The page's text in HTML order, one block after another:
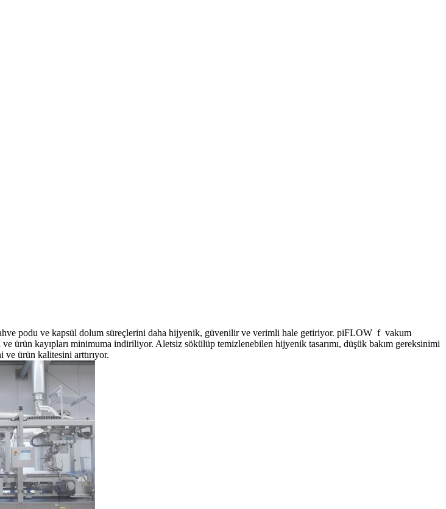
podu ve kapsül dolum süreçlerini daha hijyenik, güvenilir ve verimli hale getiriyor. piFLOW f vakum
ve ürün kayıpları minimuma indiriliyor. Aletsiz sökülüp temizlenebilen hijyenik tasarımı, düşük bakım gereksinimi
ürün kalitesini arttırıyor.